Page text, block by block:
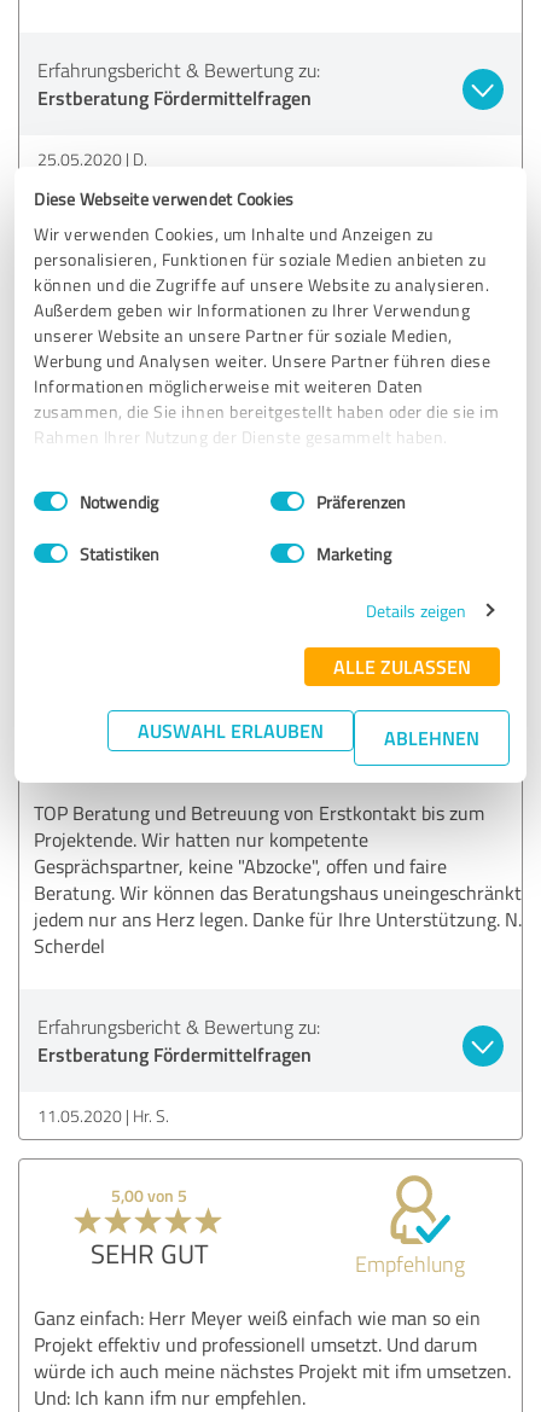
Diese Webseite verwendet Cookies
Wir verwenden Cookies, um Inhalte und Anzeigen zu
personalisieren, Funktionen für soziale Medien anbieten zu
können und die Zugriffe auf unsere Website zu analysieren.
Außerdem geben wir Informationen zu Ihrer Verwendung
unserer Website an unsere Partner für soziale Medien,
Werbung und Analysen weiter. Unsere Partner führen diese
Informationen möglicherweise mit weiteren Daten
zusammen, die Sie ihnen bereitgestellt haben oder die sie im
Rahmen Ihrer Nutzung der Dienste gesammelt haben.
Impressum Datenschutzbestimmungen
Einwilligungsauswahl
Notwendig Präferenzen
Statistiken Marketing
Details zeigen
ALLE ZULASSEN
AUSWAHL ERLAUBEN ABLEHNEN
Erfahrungsbericht & Bewertung zu:
Erstberatung Fördermittelfragen
25.05.2020 D.
5,00 von 5
SEHR GUT Empfehlung
TOP Beratungshaus, Betreuung zielführend, kompetent,
excellent. Wir hatten zuvor andere Berater und fühlen uns
nun endlich bestens betreut. Danke dem ganzen IFM Team.
Kunde ist wirklich Kunde und nicht irgend ein Projekt.
Erfahrungsbericht & Bewertung zu:
Innovationsförderung ZIM Zuschüsse
SEHR GUT Empfehlung
TOP Beratung und Betreuung von Erstkontakt bis zum
Projektende. Wir hatten nur kompetente
Gesprächspartner, keine "Abzocke", offen und faire
Beratung. Wir können das Beratungshaus uneingeschränkt
jedem nur ans Herz legen. Danke für Ihre Unterstützung. N.
Scherdel
Erfahrungsbericht & Bewertung zu:
Erstberatung Fördermittelfragen
11.05.2020 Hr. S.
5,00 von 5
SEHR GUT Empfehlung
Ganz einfach: Herr Meyer weiß einfach wie man so ein
Projekt effektiv und professionell umsetzt. Und darum
würde ich auch meine nächstes Projekt mit ifm umsetzen.
Und: Ich kann ifm nur empfehlen.